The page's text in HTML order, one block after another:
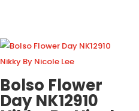
Bolso Flower
Day NK12910